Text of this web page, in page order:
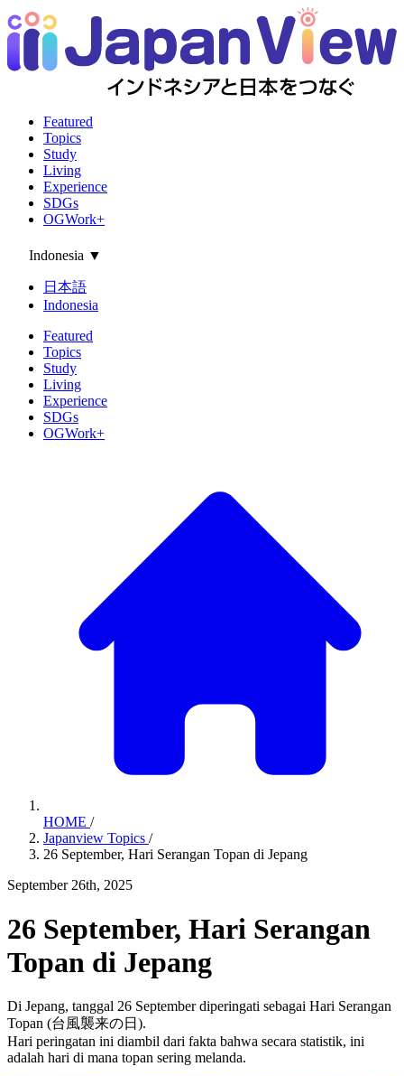
Featured
Topics
Study
Living
Experience
SDGs
OGWork+
Indonesia ▼
日本語
Indonesia
Featured
Topics
Study
Living
Experience
SDGs
OGWork+
HOME /
Japanview Topics /
26 September, Hari Serangan Topan di Jepang
September 26th, 2025
26 September, Hari Serangan
Topan di Jepang
Di Jepang, tanggal 26 September diperingati sebagai Hari Serangan
Topan (台風襲来の日).
Hari peringatan ini diambil dari fakta bahwa secara statistik, ini
adalah hari di mana topan sering melanda.